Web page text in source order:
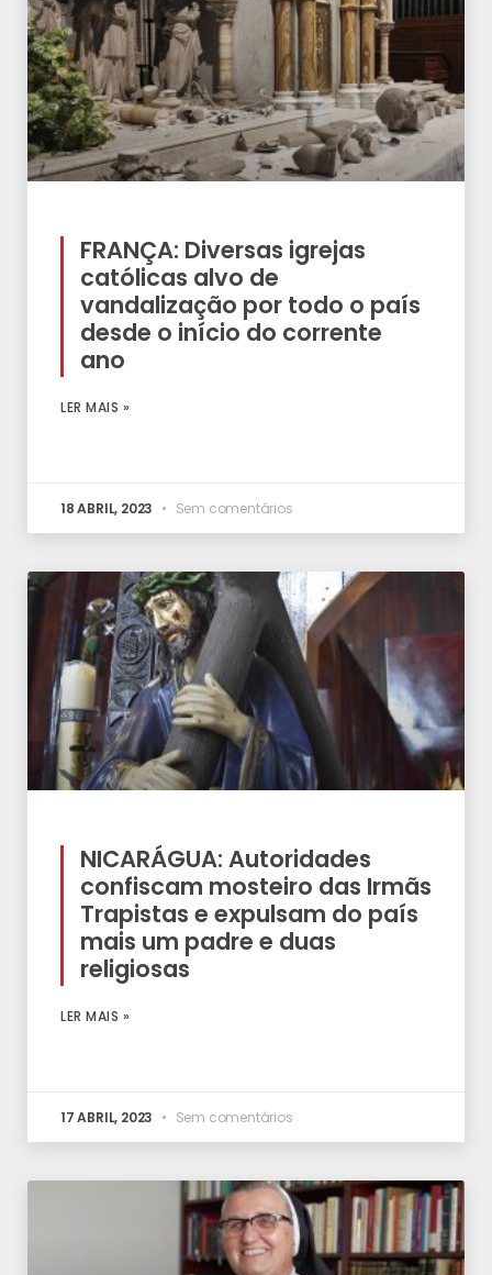
FRANÇA: Diversas igrejas
católicas alvo de
vandalização por todo o país
desde o início do corrente
ano
LER MAIS »
18 ABRIL, 2023 Sem comentários
NICARÁGUA: Autoridades
confiscam mosteiro das Irmãs
Trapistas e expulsam do país
mais um padre e duas
religiosas
LER MAIS »
17 ABRIL, 2023 Sem comentários